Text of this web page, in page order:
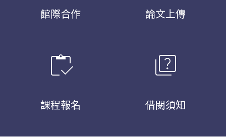
館際合作 論文上傳
inventory
課程報名
quiz
借閱須知